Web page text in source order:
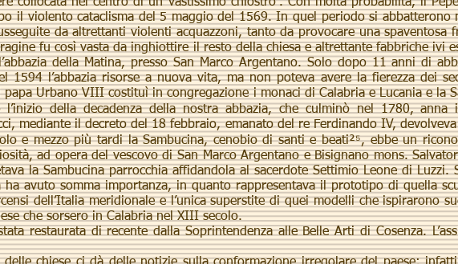
il violento cataclisma del 5 maggio del 1569. In quel periodo si abbatterono
da altrettanti violenti acquazzoni, tanto da provocare una spaventosa
fu così vasta da inghiottire il resto della chiesa e altrettante fabbriche ivi
della Matina, presso San Marco Argentano. Solo dopo 11 anni di
l’abbazia risorse a nuova vita, ma non poteva avere la fierezza dei
Urbano VIII costituì in congregazione i monaci di Calabria e Lucania e la
l’inizio della decadenza della nostra abbazia, che culminò nel 1780,
mediante il decreto del 18 febbraio, emanato del re Ferdinando IV,
e mezzo più tardi la Sambucina, cenobio di santi e beati²⁵, ebbe un
ad opera del vescovo di San Marco Argentano e Bisignano mons.
la Sambucina parrocchia affidandola al sacerdote Settimio Leone di Luzzi.
ha avuto somma importanza, in quanto rappresentava il prototipo di quella
dell’Italia meridionale e l’unica superstite di quei modelli che ispirarono
che sorsero in Calabria nel XIII secolo.
restaurata di recente dalla Soprintendenza alle Belle Arti di Cosenza.